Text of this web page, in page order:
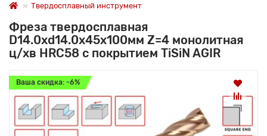
Твердосплавный инструмент
Фреза твердосплавная
D14.0xd14.0x45x100мм Z=4 монолитная
ц/хв HRC58 с покрытием TiSiN AGIR
Ваша скидка: -6%